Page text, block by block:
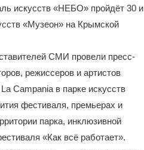
искусств «НЕБО» пройдёт 30 и
«Музеон» на Крымской
СМИ провели пресс-
режиссеров и артистов
Campania в парке искусств
фестиваля, премьерах и
парка, инклюзивной
«Как всё работает».